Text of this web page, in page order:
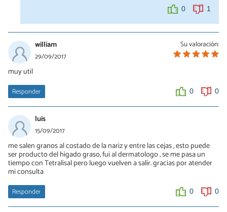
0 1
Su valoración:
william
29/09/2017
muy util
Responder 0 0
luis
15/09/2017
me salen granos al costado de la nariz y entre las cejas , esto puede
ser producto del higado graso, fui al dermatologo , se me pasa un
tiempo con Tetralisal pero luego vuelven a salir. gracias por atender
mi consulta
Responder 0 0